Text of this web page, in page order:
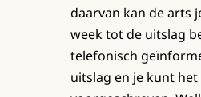
daarvan kan de arts
week tot de uitslag
telefonisch
uitslag en je kunt